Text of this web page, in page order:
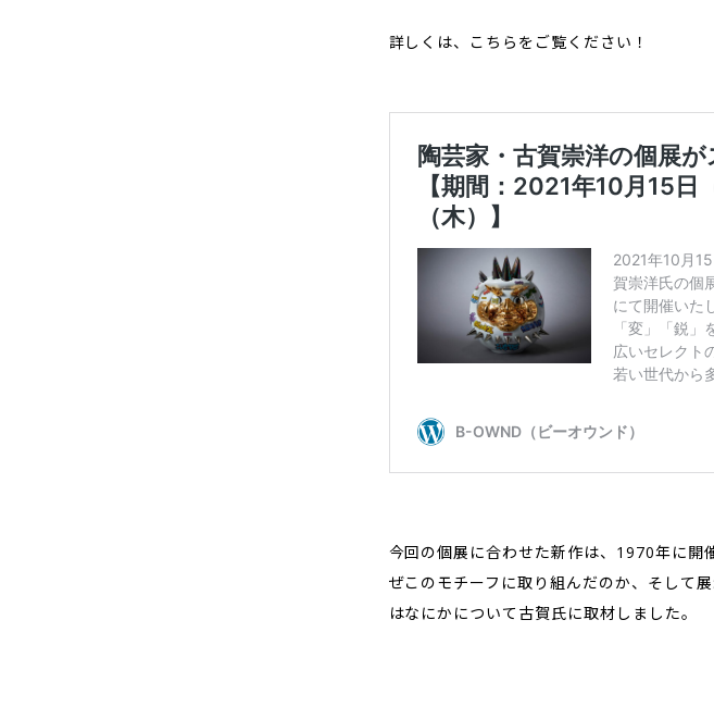
詳しくは、こちらをご覧ください！
今回の個展に合わせた新作は、1970年に開
ぜこのモチーフに取り組んだのか、そして
はなにかについて古賀氏に取材しました。